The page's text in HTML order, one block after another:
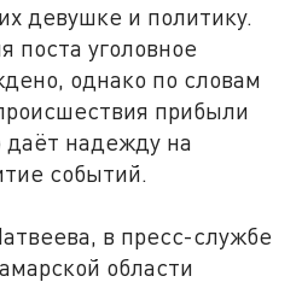
девушке и политику.
поста уголовное
однако по словам
прибыли
даёт надежду на
событий.
в пресс-службе
области